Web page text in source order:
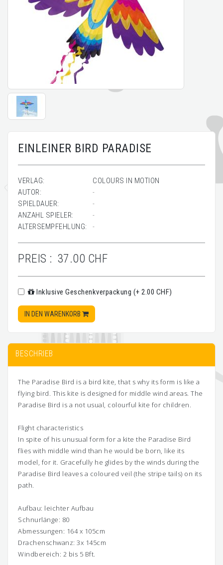
EINLEINER BIRD PARADISE
VERLAG:
COLOURS IN MOTION
AUTOR:
-
SPIELDAUER:
-
ANZAHL SPIELER:
-
ALTERSEMPFEHLUNG:
-
PREIS : 37.00 CHF
Inklusive Geschenkverpackung (+ 2.00 CHF)
IN DEN WARENKORB
BESCHRIEB
The Paradise Bird is a bird kite, that s why its form is like a
flying bird. This kite is designed for middle wind areas. The
Paradise Bird is a not usual, colourful kite for children.
Flight characteristics
In spite of his unusual form for a kite the Paradise Bird
flies with middle wind than he would be born, like its
model, for it. Gracefully he glides by the winds during the
Paradise Bird leaves a coloured veil (the stripe tails) on its
path.
Aufbau: leichter Aufbau
Schnurlänge: 80
Abmessungen: 164 x 105cm
Drachenschwanz: 3x 145cm
Windbereich: 2 bis 5 Bft.